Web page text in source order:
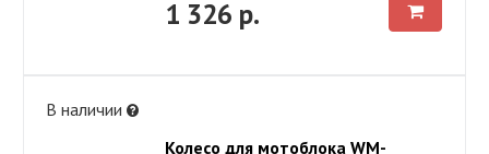
1 326 р.
В наличии
Колесо для мотоблока WM-